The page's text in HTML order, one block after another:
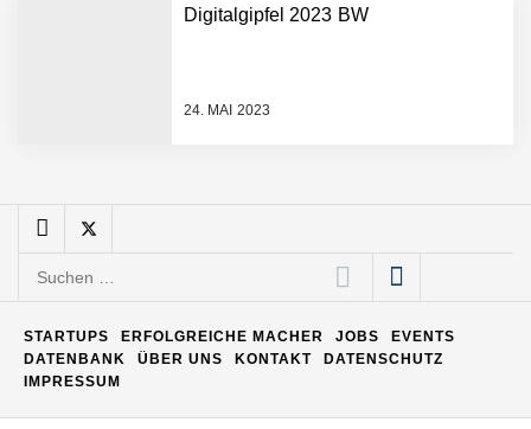
Digitalgipfel 2023 BW
24. MAI 2023
Software – flexibel, offen,
ELOPRINT im Employer
Portrait
Suchen
STARTUPS ERFOLGREICHE MACHER JOBS
EVENTS
DATENBANK
ÜBER UNS KONTAKT
DATENSCHUTZ
IMPRESSUM